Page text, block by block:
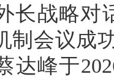
长战略对
制会议成
达峰于